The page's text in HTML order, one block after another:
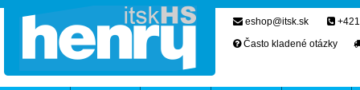
eshop@itsk.sk
Často kladené otázky